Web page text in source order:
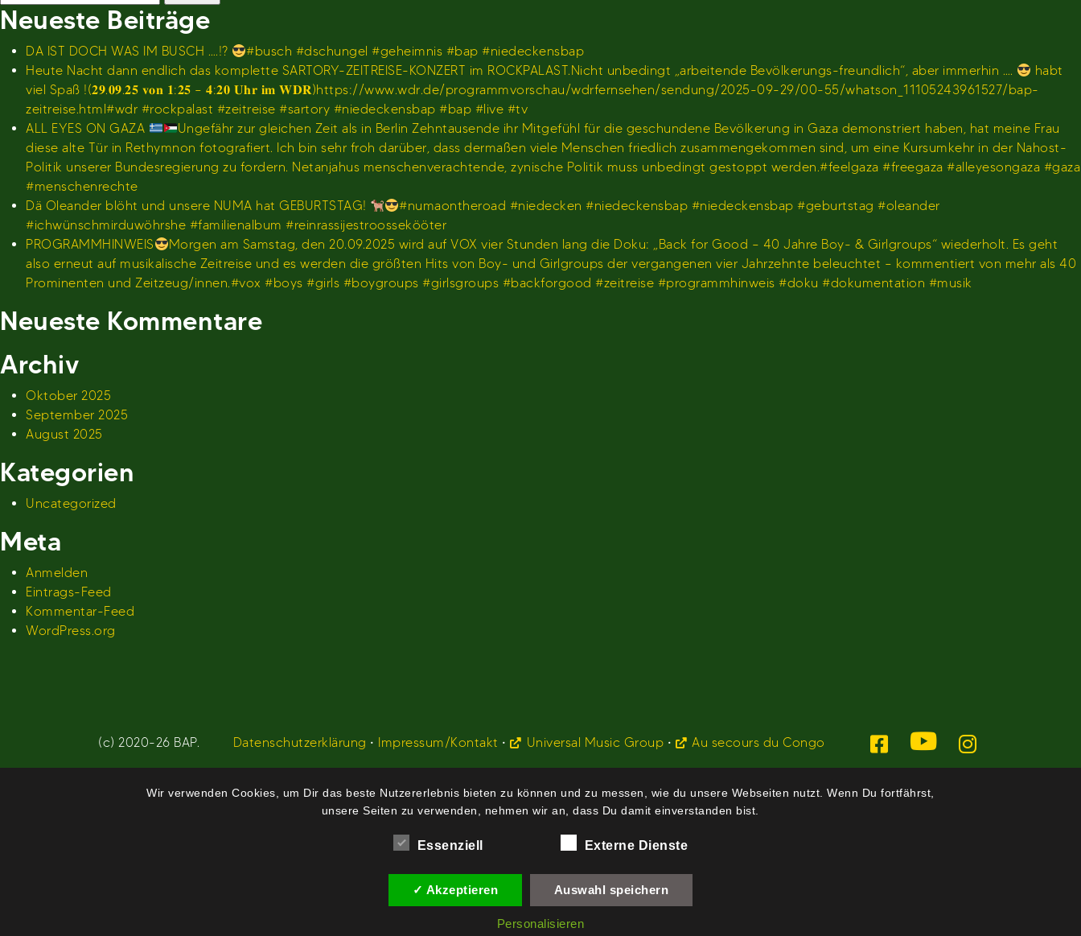
nach:
Neueste Beiträge
DA IST DOCH WAS IM BUSCH ….!?
#busch #dschungel #geheimnis #bap #niedeckensbap
Heute Nacht dann endlich das komplette SARTORY-ZEITREISE-KONZERT im ROCKPALAST.Nicht unbedingt „arbeitende Bevölkerungs-freundlich“, aber immerhin ….
habt
viel Spaß !(𝟐𝟗.𝟎𝟗.𝟐𝟓 𝐯𝐨𝐧 𝟏:𝟐𝟓 – 𝟒:𝟐𝟎 𝐔𝐡𝐫 𝐢𝐦 𝐖𝐃𝐑)https://www.wdr.de/programmvorschau/wdrfernsehen/sendung/2025-09-29/00-55/whatson_11105243961527/bap-
zeitreise.html#wdr #rockpalast #zeitreise #sartory #niedeckensbap #bap #live #tv
ALL EYES ON GAZA
Ungefähr zur gleichen Zeit als in Berlin Zehntausende ihr Mitgefühl für die geschundene Bevölkerung in Gaza demonstriert haben, hat meine Frau
diese alte Tür in Rethymnon fotografiert. Ich bin sehr froh darüber, dass dermaßen viele Menschen friedlich zusammengekommen sind, um eine Kursumkehr in der Nahost-
Politik unserer Bundesregierung zu fordern. Netanjahus menschenverachtende, zynische Politik muss unbedingt gestoppt werden.#feelgaza #freegaza #alleyesongaza #gaza
#menschenrechte
Dä Oleander blöht und unsere NUMA hat GEBURTSTAG!
#numaontheroad #niedecken #niedeckensbap #niedeckensbap #geburtstag #oleander
#ichwünschmirduwöhrshe #familienalbum #reinrassijestroossekööter
PROGRAMMHINWEIS
Morgen am Samstag, den 20.09.2025 wird auf VOX vier Stunden lang die Doku: „Back for Good – 40 Jahre Boy- & Girlgroups“ wiederholt. Es geht
also erneut auf musikalische Zeitreise und es werden die größten Hits von Boy- und Girlgroups der vergangenen vier Jahrzehnte beleuchtet – kommentiert von mehr als 40
Prominenten und Zeitzeug/innen.#vox #boys #girls #boygroups #girlsgroups #backforgood #zeitreise #programmhinweis #doku #dokumentation #musik
Neueste Kommentare
Archiv
Oktober 2025
September 2025
August 2025
Kategorien
Uncategorized
Meta
Anmelden
Eintrags-Feed
Kommentar-Feed
WordPress.org
(c) 2020-26 BAP. Datenschutzerklärung • Impressum/Kontakt • Universal Music Group • Au secours du Congo
Wir verwenden Cookies, um Dir das beste Nutzererlebnis bieten zu können und zu messen, wie du unsere Webseiten nutzt. Wenn Du fortfährst,
unsere Seiten zu verwenden, nehmen wir an, dass Du damit einverstanden bist.
Essenziell Externe Dienste
✓ Akzeptieren Auswahl speichern
Personalisieren